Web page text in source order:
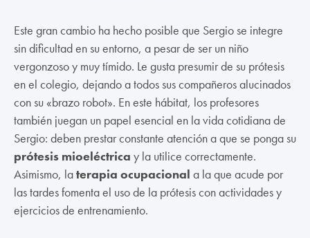
Este gran cambio ha hecho posible que Sergio se integre
sin dificultad en su entorno, a pesar de ser un niño
vergonzoso y muy tímido. Le gusta presumir de su prótesis
en el colegio, dejando a todos sus compañeros alucinados
con su «brazo robot». En este hábitat, los profesores
también juegan un papel esencial en la vida cotidiana de
Sergio: deben prestar constante atención a que se ponga su
prótesis mioeléctrica y la utilice correctamente.
Asimismo, laterapia ocupacional a la que acude por
las tardes fomenta el uso de la prótesis con actividades y
ejercicios de entrenamiento.